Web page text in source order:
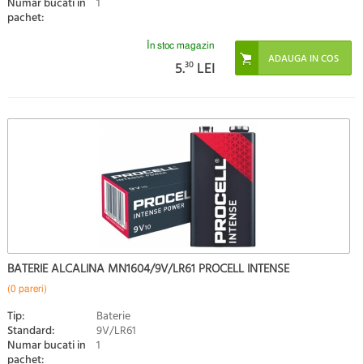
pachet:
În stoc magazin
5.30 LEI
BATERIE ALCALINA MN1604/9V/LR61 PROCELL INTENSE
(0 pareri)
Tip: Baterie
Standard: 9V/LR61
Numar bucati in
pachet:
1